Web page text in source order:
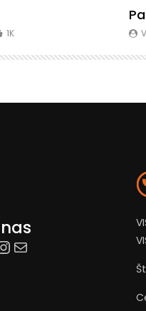
1K
Mail